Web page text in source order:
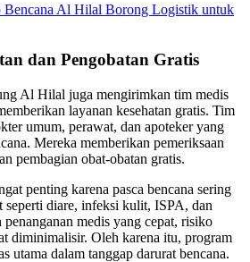
Bencana Al Hilal Borong Logistik untuk
dan Pengobatan Gratis
Al Hilal juga mengirimkan tim medis
layanan kesehatan gratis. Tim
umum, perawat, dan apoteker yang
Mereka memberikan pemeriksaan
pembagian obat-obatan gratis.
penting karena pasca bencana sering
seperti diare, infeksi kulit, ISPA, dan
medis yang cepat, risiko
diminimalisir. Oleh karena itu, program
utama dalam tanggap darurat bencana.